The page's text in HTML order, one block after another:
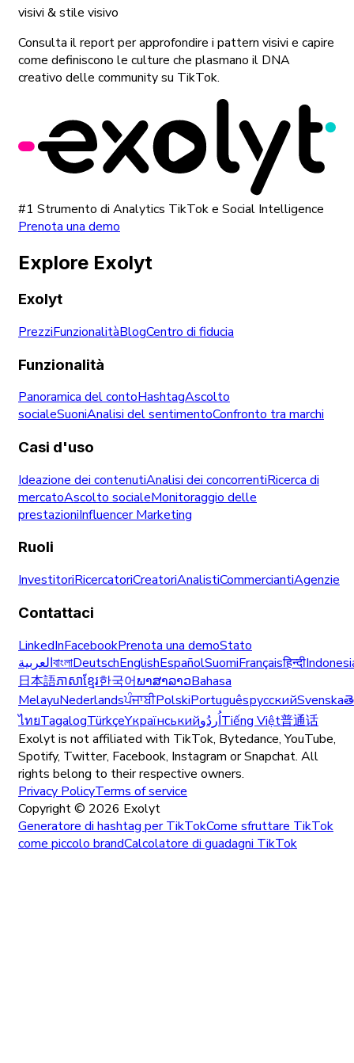
visivi & stile visivo
Consulta il report per approfondire i pattern visivi e capire
come definiscono le culture che plasmano il DNA
creativo delle community su TikTok.
#1 Strumento di Analytics TikTok e Social Intelligence
Prenota una demo
Explore Exolyt
Exolyt
PrezziFunzionalitàBlogCentro di fiducia
Funzionalità
Panoramica del contoHashtagAscolto
socialeSuoniAnalisi del sentimentoConfronto tra marchi
Casi d'uso
Ideazione dei contenutiAnalisi dei concorrentiRicerca di
mercatoAscolto socialeMonitoraggio delle
prestazioniInfluencer Marketing
Ruoli
InvestitoriRicercatoriCreatoriAnalistiCommerciantiAgenzie
Contattaci
LinkedInFacebookPrenota una demoStato
العربيةবাংলাDeutschEnglishEspañolSuomiFrançaisहिन्दी
日本語ភាសាខ្មែរ한국어ພາສາລາວBahasa
MelayuNederlandsਪੰਜਾਬੀPolskiPortuguêsрусскийSvenska
ไทยTagalogTürkçeYкраїнськийاُردُوTiếng Việt普通话
Exolyt is not affiliated with TikTok, Bytedance, YouTube,
Spotify, Twitter, Facebook, Instagram or Snapchat. All
rights belong to their respective owners.
Privacy PolicyTerms of service
Copyright © 2026 Exolyt
Generatore di hashtag per TikTokCome sfruttare TikTok
come piccolo brandCalcolatore di guadagni TikTok